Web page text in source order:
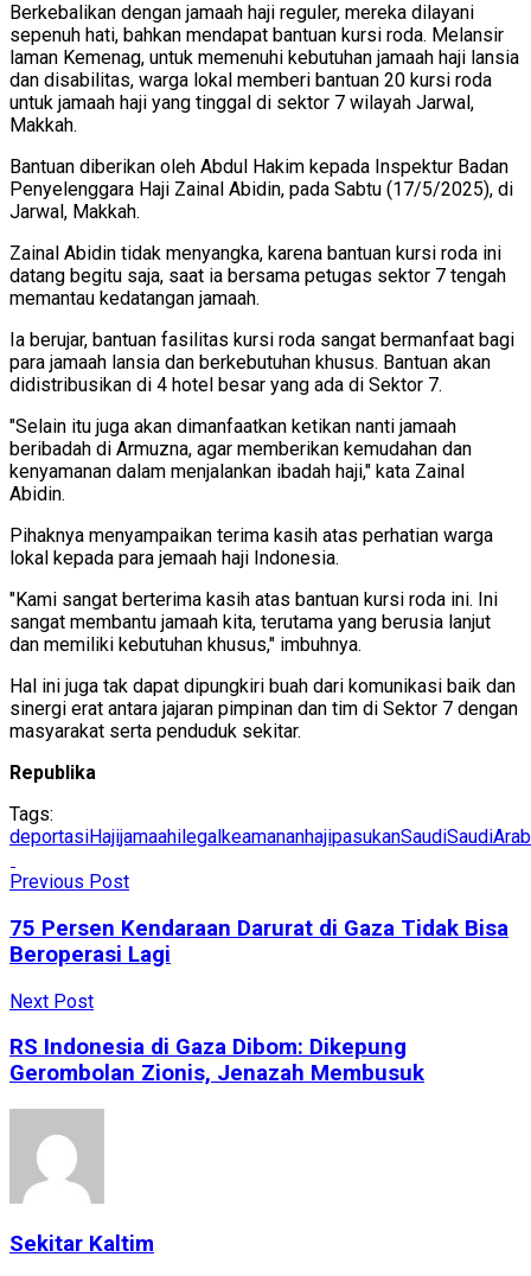
Berkebalikan dengan jamaah haji reguler, mereka dilayani
sepenuh hati, bahkan mendapat bantuan kursi roda. Melansir
laman Kemenag, untuk memenuhi kebutuhan jamaah haji lansia
dan disabilitas, warga lokal memberi bantuan 20 kursi roda
untuk jamaah haji yang tinggal di sektor 7 wilayah Jarwal,
Makkah.
Bantuan diberikan oleh Abdul Hakim kepada Inspektur Badan
Penyelenggara Haji Zainal Abidin, pada Sabtu (17/5/2025), di
Jarwal, Makkah.
Zainal Abidin tidak menyangka, karena bantuan kursi roda ini
datang begitu saja, saat ia bersama petugas sektor 7 tengah
memantau kedatangan jamaah.
Ia berujar, bantuan fasilitas kursi roda sangat bermanfaat bagi
para jamaah lansia dan berkebutuhan khusus. Bantuan akan
didistribusikan di 4 hotel besar yang ada di Sektor 7.
"Selain itu juga akan dimanfaatkan ketikan nanti jamaah
beribadah di Armuzna, agar memberikan kemudahan dan
kenyamanan dalam menjalankan ibadah haji," kata Zainal
Abidin.
Pihaknya menyampaikan terima kasih atas perhatian warga
lokal kepada para jemaah haji Indonesia.
"Kami sangat berterima kasih atas bantuan kursi roda ini. Ini
sangat membantu jamaah kita, terutama yang berusia lanjut
dan memiliki kebutuhan khusus," imbuhnya.
Hal ini juga tak dapat dipungkiri buah dari komunikasi baik dan
sinergi erat antara jajaran pimpinan dan tim di Sektor 7 dengan
masyarakat serta penduduk sekitar.
Republika
Tags:
deportasiHajijamaahilegal keamananhajipasukanSaudi
Previous Post
75 Persen Kendaraan Darurat di Gaza Tidak Bisa
Beroperasi Lagi
Next Post
RS Indonesia di Gaza Dibom: Dikepung
Gerombolan Zionis, Jenazah Membusuk
Sekitar Kaltim